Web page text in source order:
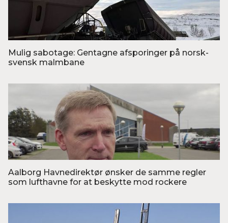
Foto: Trafikverket
Mulig sabotage: Gentagne afsporinger på norsk-
svensk malmbane
Aalborg Havnedirektør ønsker de samme regler
som lufthavne for at beskytte mod rockere